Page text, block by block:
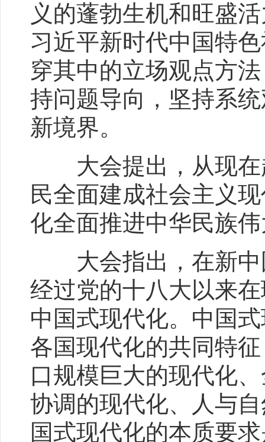
义的蓬勃生机和旺盛
习近平新时代中国特
穿其中的立场观点方
持问题导向，坚持系
新境界。
大会提出，从现在
民全面建成社会主义
化全面推进中华民族
大会指出，在新中
经过党的十八大以来
中国式现代化。中国
各国现代化的共同特
口规模巨大的现代化
协调的现代化、人与
国式现代化的本质要